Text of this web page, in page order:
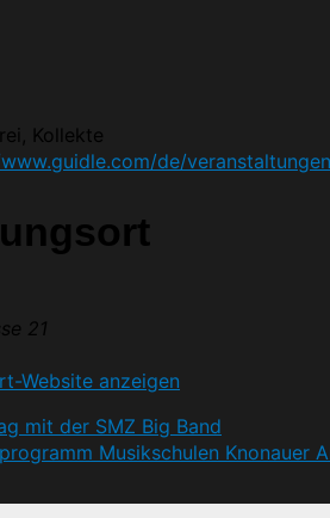
Kollekte
de/
21
Website anzeigen
mit der SMZ Big Band
Musikschulen Knonauer